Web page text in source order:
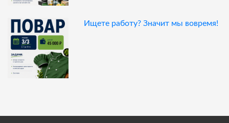
Ищете работу? Значит мы вовремя!